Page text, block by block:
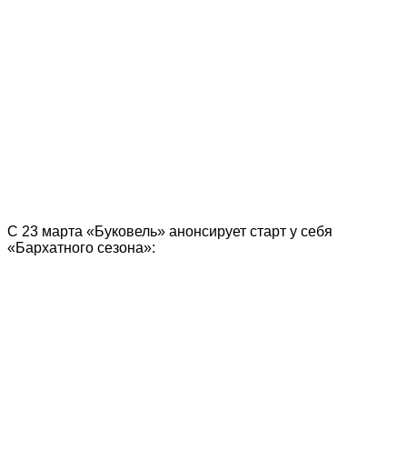
С 23 марта «Буковель» анонсирует старт у себя
«Бархатного сезона»: